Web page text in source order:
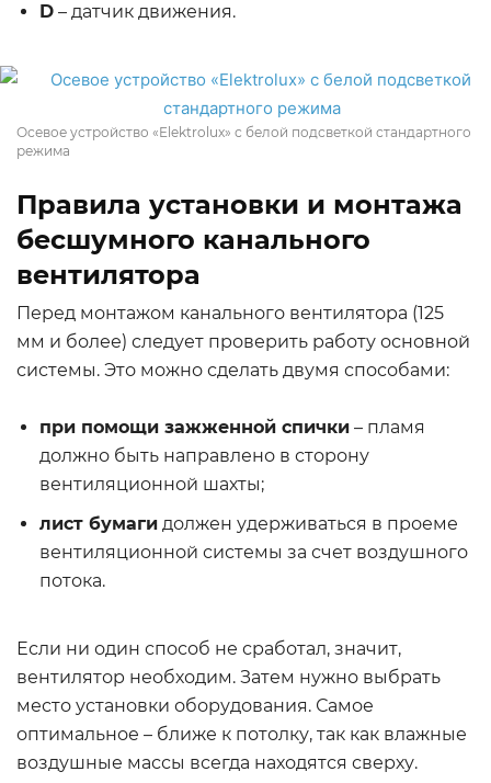
D – датчик движения.
Осевое устройство «Elektrolux» с белой подсветкой стандартного
режима
Правила установки и монтажа
бесшумного канального
вентилятора
Перед монтажом канального вентилятора (125
мм и более) следует проверить работу основной
системы. Это можно сделать двумя способами:
при помощи зажженной спички – пламя
должно быть направлено в сторону
вентиляционной шахты;
лист бумаги должен удерживаться в проеме
вентиляционной системы за счет воздушного
потока.
Если ни один способ не сработал, значит,
вентилятор необходим. Затем нужно выбрать
место установки оборудования. Самое
оптимальное – ближе к потолку, так как влажные
воздушные массы всегда находятся сверху.